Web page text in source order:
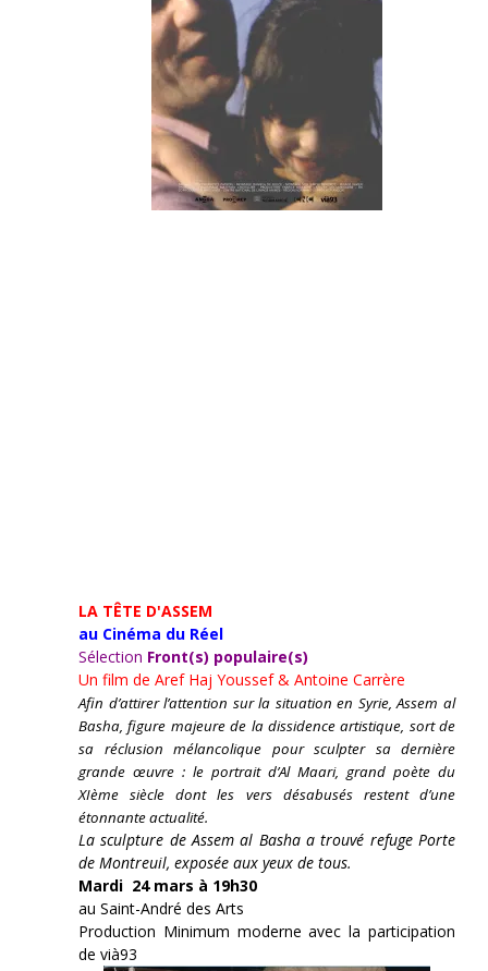
LA TÊTE D'ASSEM
au Cinéma du Réel
Sélection Front(s) populaire(s)
Un film de Aref Haj Youssef & Antoine Carrère
Afin d’attirer l’attention sur la situation en Syrie, Assem al
Basha, figure majeure de la dissidence artistique, sort de
sa réclusion mélancolique pour sculpter sa dernière
grande œuvre : le portrait d’Al Maari, grand poète du
XIème siècle dont les vers désabusés restent d’une
étonnante actualité.
La sculpture de Assem al Basha a trouvé refuge Porte
de Montreuil, exposée aux yeux de tous.
Mardi 24 mars à 19h30
au Saint-André des Arts
Production Minimum moderne avec la participation
de vià93